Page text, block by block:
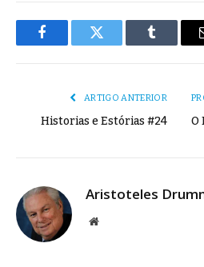
FacebookTwitter Tumblr
ARTIGO ANTERIOR
Historias e Estórias #24 O
Aristoteles
Site